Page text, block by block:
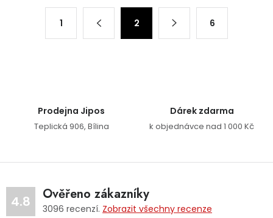
Stránkování
1 2 6
Prodejna Jipos
Teplická 906, Bílina
Dárek zdarma
k objednávce nad 1 000 Kč
4.8 Ověřeno zákazníky
3096 recenzí. Zobrazit všechny recenze